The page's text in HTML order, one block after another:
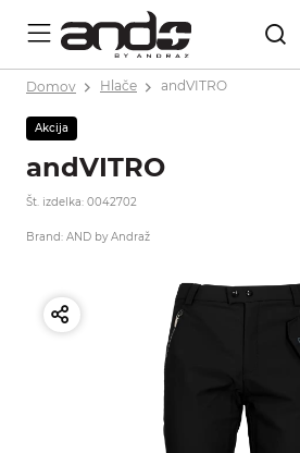
Domov Hlače andVITRO
Akcija
andVITRO
Št. izdelka: 0042702
Brand: AND by Andraž